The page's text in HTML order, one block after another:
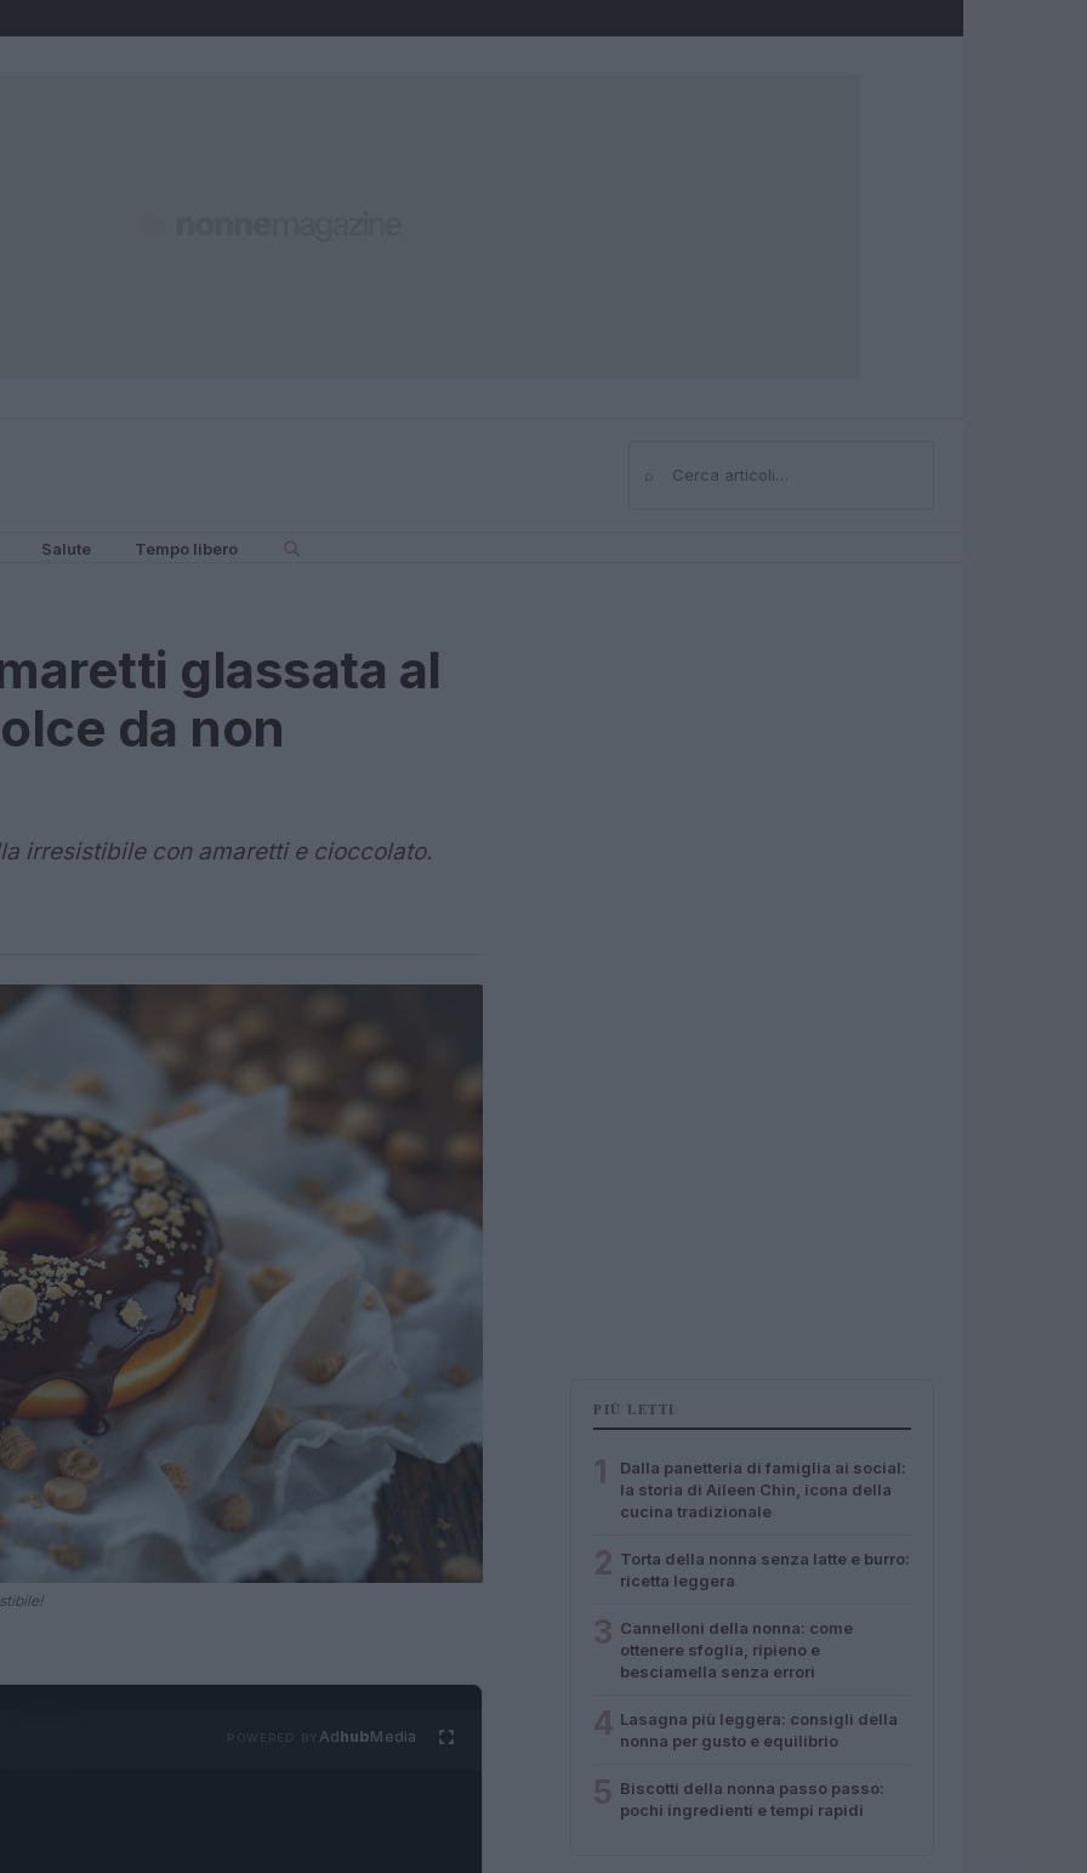
⌕Cerca
Salute Tempo libero
glassata al
da non
irresistibile con amaretti e cioccolato.
AdhubMedia
PIÙ LETTI
Dalla panetteria di famiglia ai social:
la storia di Aileen Chin, icona della
cucina tradizionale
Torta della nonna senza latte e burro:
ricetta leggera
Cannelloni della nonna: come
ottenere sfoglia, ripieno e
besciamella senza errori
Lasagna più leggera: consigli della
nonna per gusto e equilibrio
Biscotti della nonna passo passo:
pochi ingredienti e tempi rapidi